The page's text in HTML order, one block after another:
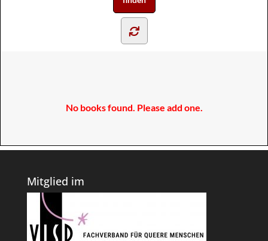
No books found. Please add one.
Mitglied im